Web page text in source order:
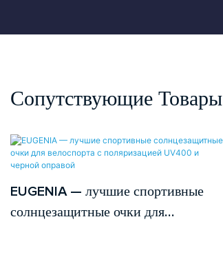
Сопутствующие Товары
EUGENIA — лучшие спортивные
солнцезащитные очки для